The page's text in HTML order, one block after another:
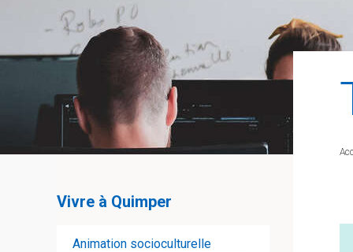
Vivre à Quimper
Animation socioculturelle